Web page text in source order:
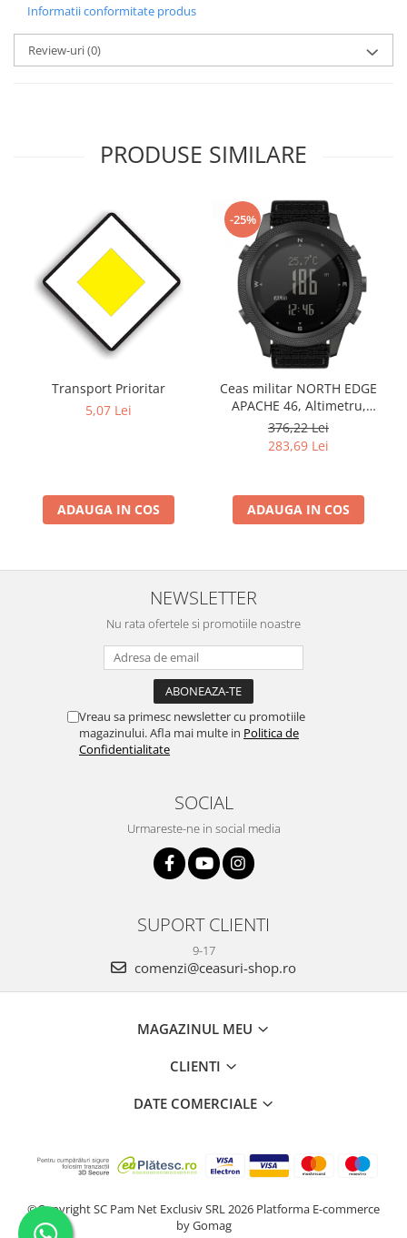
Informatii conformitate produs
Review-uri(0)
PRODUSE SIMILARE
Transport Prioritar
5,07 Lei
ADAUGA IN COS
-25%
Ceas militar NORTH EDGE
APACHE 46, Altimetru,
Barometru, Cronometru,
Termometru, Pedometru,
Busola
376,22 Lei
283,69 Lei
ADAUGA IN COS
NEWSLETTER
Nu rata ofertele si promotiile noastre
Vreau sa primesc newsletter cu promotiile
magazinului. Afla mai multe in Politica de
Confidentialitate
SOCIAL
Urmareste-ne in social media
SUPORT CLIENTI
9-17
comenzi@ceasuri-shop.ro
MAGAZINUL MEU
CLIENTI
DATE COMERCIALE
©Copyright SC Pam Net Exclusiv SRL 2026 Platforma E-commerce
by Gomag